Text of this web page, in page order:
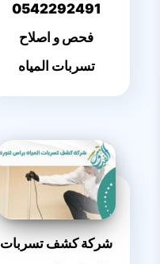
0542292491
فحص و اصلاح
تسربات المياه
شركة كشف تسربات